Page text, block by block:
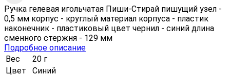
Ручка гелевая игольчатая Пиши-Стирай пишущий узел -
0,5 мм корпус - круглый материал корпуса - пластик
наконечник - пластиковый цвет чернил - синий длина
сменного стержня - 129 мм
Подробное описание
Вес
20 г
Цвет
Синий